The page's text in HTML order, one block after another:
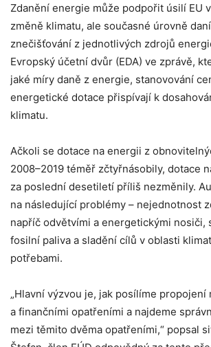
Zdanění energie může podpořit úsilí EU
změně klimatu, ale současné úrovně
znečišťování z jednotlivých zdrojů
Evropský účetní dvůr (EDA) ve zprávě,
jaké míry daně z energie, stanovování
energetické dotace přispívají k
klimatu.
Ačkoli se dotace na energii z
2008–2019 téměř zčtyřnásobily, dotace
za poslední desetiletí příliš nezměnily.
na následující problémy – nejednotnost
napříč odvětvími a energetickými nosiči,
fosilní paliva a sladění cílů v oblasti
potřebami.
„Hlavní výzvou je, jak posílíme propojení
a finančními opatřeními a najdeme
mezi těmito dvěma opatřeními,“ popsal